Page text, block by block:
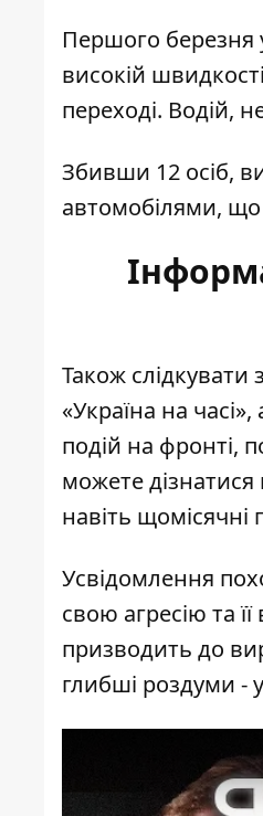
Першого березня
високій
переході. Водій,
Збивши 12 осіб,
автомобілями, що
Також
«Україна на часі»,
подій на фронті,
можете
навіть щомісячні
Усвідомлення
свою агресію та
призводить до
глибші роздуми -